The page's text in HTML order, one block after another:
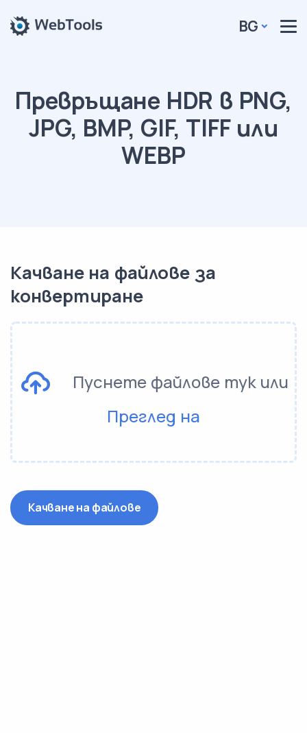
BG
Превръщане HDR в PNG,
JPG, BMP, GIF, TIFF или
WEBP
Качване на файлове за
конвертиране
Пуснете файлове тук или
Преглед на